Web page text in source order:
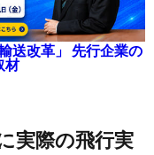
送改革」 先行企業の
材